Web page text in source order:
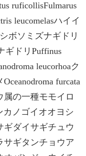
ruficollisFulmarus
leucomelasハイイ
ボソミズナギドリ
ギドリPuffinus
leucorhoaク
furcata
属の一種モモイロ
カノゴイオオヨシ
ギダイサギチュウ
サギタンチョウア